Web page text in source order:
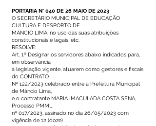
PORTARIA N° 040 DE 26 MAIO DE 2023
O SECRETÁRIO MUNICIPAL DE EDUCAÇÃO
CULTURA E DESPORTO DE
MÂNCIO LIMA, no uso das suas atribuições
constitucionais e legais, etc.
RESOLVE:
Art. 1º Designar os servidores abaixo indicados para,
em observância
à legislação vigente, atuarem como gestores e fiscais
do CONTRATO
Nº 122/2023 celebrado entre a Prefeitura Municipal
de Mâncio Lima,
e o contratante MARIA IMACULADA COSTA SENA,
Processo PMML
nº 017/2023, assinado no dia 26/05/2023 com
vigência de 12 (doze)